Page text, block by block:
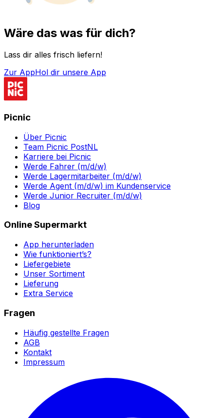
Wäre das was für dich?
Lass dir alles frisch liefern!
Zur AppHol dir unsere App
Picnic
Über Picnic
Team Picnic PostNL
Karriere bei Picnic
Werde Fahrer (m/d/w)
Werde Lagermitarbeiter (m/d/w)
Werde Agent (m/d/w) im Kundenservice
Werde Junior Recruiter (m/d/w)
Blog
Online Supermarkt
App herunterladen
Wie funktioniert’s?
Liefergebiete
Unser Sortiment
Lieferung
Extra Service
Fragen
Häufig gestellte Fragen
AGB
Kontakt
Impressum